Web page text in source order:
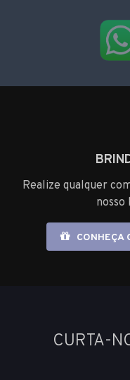
Realize qualquer
nosso
CONHEÇA
CURTA-